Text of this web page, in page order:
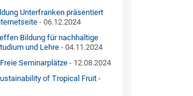
Unterfranken präsentiert
- 06.12.2024
Bildung für nachhaltige
und Lehre- 04.11.2024
Seminarplätze- 12.08.2024
of Tropical Fruit -